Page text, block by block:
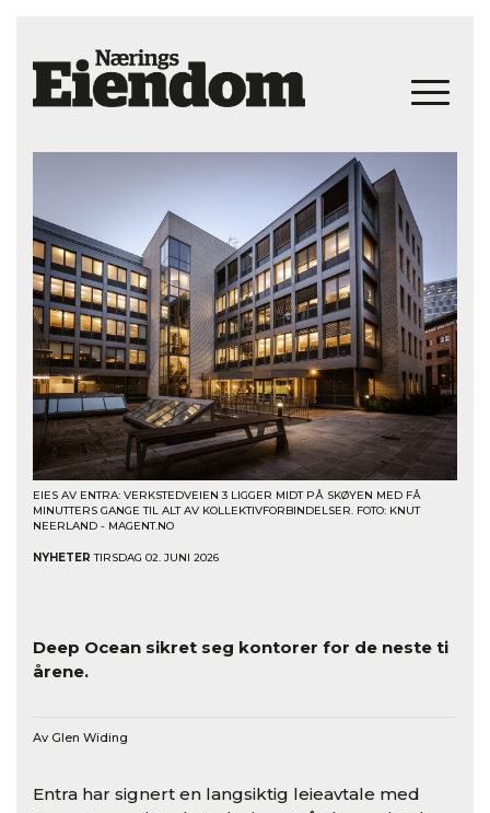
EIES AV ENTRA: VERKSTEDVEIEN 3 LIGGER MIDT PÅ SKØYEN MED FÅ
MINUTTERS GANGE TIL ALT AV KOLLEKTIVFORBINDELSER. FOTO: KNUT
NEERLAND - MAGENT.NO
NYHETER TIRSDAG 02. JUNI 2026
Deep Ocean sikret seg kontorer for de neste ti
årene.
Av Glen Widing
Entra har signert en langsiktig leieavtale med